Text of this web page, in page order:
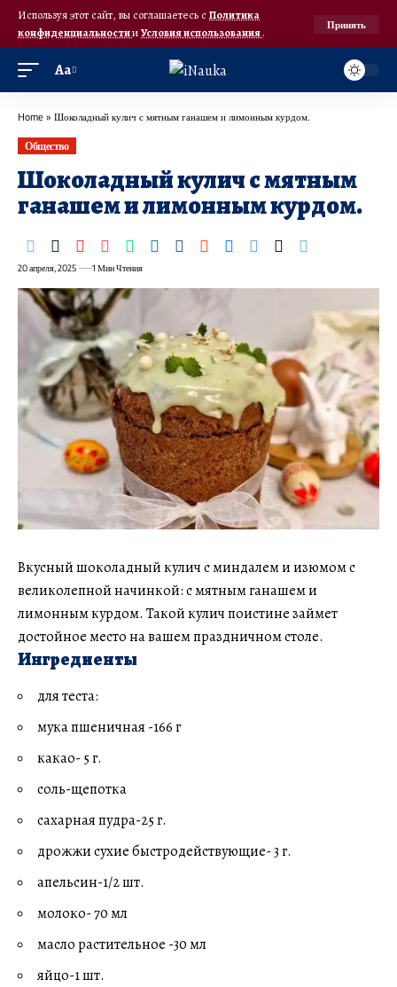
Используя этот сайт, вы соглашаетесь с Политика
конфиденциальностииУсловия использования.
Принять
Аа
Home » Шоколадный кулич с мятным ганашем и лимонным курдом.
Общество
Шоколадный кулич с мятным
ганашем и лимонным курдом.
20 апреля, 2025 1 Мин Чтения
Вкусный шоколадный кулич с миндалем и изюмом с
великолепной начинкой: с мятным ганашем и
лимонным курдом. Такой кулич поистине займет
достойное место на вашем праздничном столе.
Ингредиенты
для теста:
мука пшеничная -166 г
какао- 5 г.
соль-щепотка
сахарная пудра-25 г.
дрожжи сухие быстродействующие- 3 г.
апельсин-1/2 шт.
молоко- 70 мл
масло растительное -30 мл
яйцо-1 шт.